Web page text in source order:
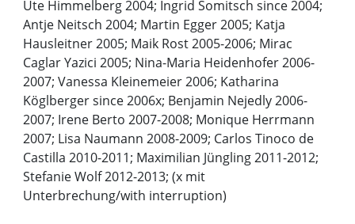
Ute Himmelberg 2004; Ingrid Somitsch since 2004;
Antje Neitsch 2004; Martin Egger 2005; Katja
Hausleitner 2005; Maik Rost 2005-2006; Mirac
Caglar Yazici 2005; Nina-Maria Heidenhofer 2006-
2007; Vanessa Kleinemeier 2006; Katharina
Köglberger since 2006x; Benjamin Nejedly 2006-
2007; Irene Berto 2007-2008; Monique Herrmann
2007; Lisa Naumann 2008-2009; Carlos Tinoco de
Castilla 2010-2011; Maximilian Jüngling 2011-2012;
Stefanie Wolf 2012-2013; (x mit
Unterbrechung/with interruption)